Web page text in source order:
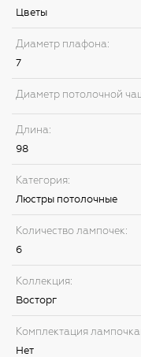
Цветы
Диаметр плафона:
7
Диаметр потолочной
Длина:
98
Категория:
Люстры потолочные
Количество лампочек:
6
Коллекция:
Восторг
Комплектация
Нет